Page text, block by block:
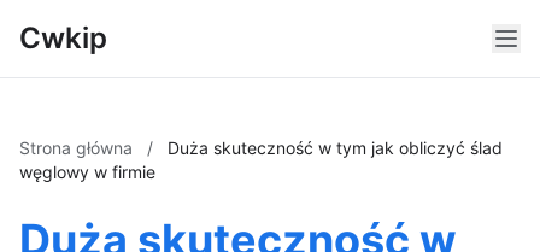
Cwkip
Strona główna /
Duża skuteczność w tym jak obliczyć ślad
węglowy w firmie
Duża skuteczność w